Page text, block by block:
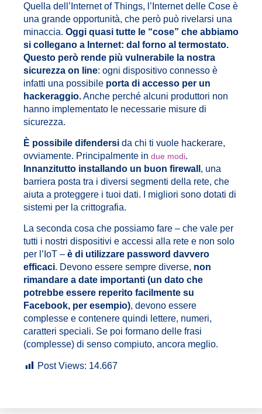
Quella dell’Internet of Things, l’Internet delle Cose è
una grande opportunità, che però può rivelarsi una
minaccia. Oggi quasi tutte le “cose” che abbiamo
si collegano a Internet: dal forno al termostato.
Questo però rende più vulnerabile la nostra
sicurezza on line: ogni dispositivo connesso è
infatti una possibile porta di accesso per un
hackeraggio.Anche perché alcuni produttori non
hanno implementato le necessarie misure di
sicurezza.
È possibile difendersi da chi ti vuole hackerare,
ovviamente. Principalmente in due modi.
Innanzitutto installando un buon firewall , una
barriera posta tra i diversi segmenti della rete, che
aiuta a proteggere i tuoi dati. I migliori sono dotati di
sistemi per la crittografia.
La seconda cosa che possiamo fare – che vale per
tutti i nostri dispositivi e accessi alla rete e non solo
per l’IoT – è di utilizzare password davvero
efficaci. Devono essere sempre diverse, non
rimandare a date importanti (un dato che
potrebbe essere reperito facilmente su
Facebook, per esempio), devono essere
complesse e contenere quindi lettere, numeri,
caratteri speciali. Se poi formano delle frasi
(complesse) di senso compiuto, ancora meglio.
Post Views: 14.667